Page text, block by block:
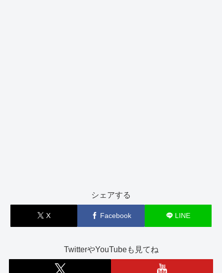
シェアする
X Facebook LINE
TwitterやYouTubeも見てね